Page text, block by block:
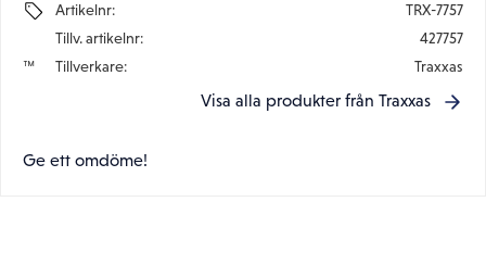
Artikelnr
TRX-7757
Tillv. artikelnr
427757
Tillverkare
Traxxas
Visa alla produkter från Traxxas
Ge ett omdöme!